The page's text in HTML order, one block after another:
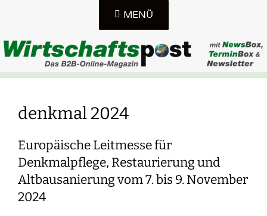
springen
MENÜ
WIRTSCHAFTSPOST-
denkmal 2024
Europäische Leitmesse für
Denkmalpflege, Restaurierung und
Altbausanierung vom 7. bis 9. November
2024